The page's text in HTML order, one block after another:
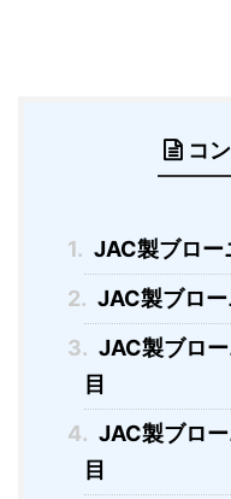
コ
1. JAC製ブロ
2. JAC製ブロ
3. JAC製ブロ
目
4. JAC製ブロ
目